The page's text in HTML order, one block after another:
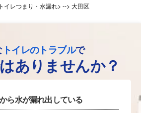
イレつまり・水漏れ> --> 大田区
トイレのトラブルで
ありませんか？
ら水が漏れ出している